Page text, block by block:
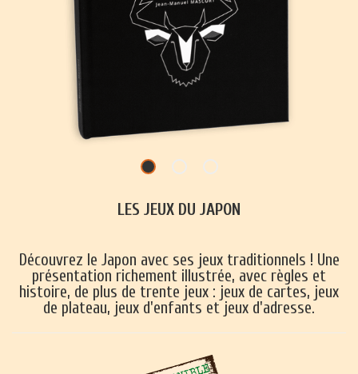
LES JEUX DU JAPON
Découvrez le Japon avec ses jeux traditionnels ! Une
présentation richement illustrée, avec règles et
histoire, de plus de trente jeux : jeux de cartes, jeux
de plateau, jeux d'enfants et jeux d'adresse.